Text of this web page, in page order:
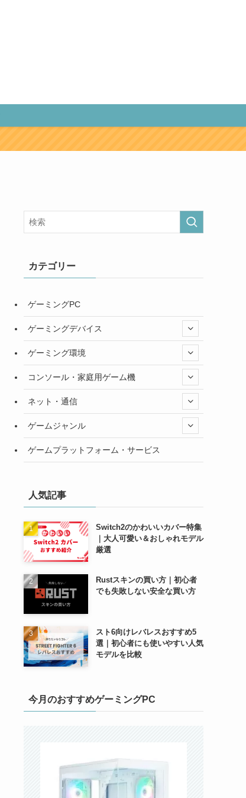
カテゴリー
ゲーミングPC
ゲーミングデバイス
ゲーミング環境
コンソール・家庭用ゲーム機
ネット・通信
ゲームジャンル
ゲームプラットフォーム・サービス
人気記事
Switch2のかわいいカバー特集
｜大人可愛い＆おしゃれモデル
厳選
Rustスキンの買い方｜初心者
でも失敗しない安全な買い方
スト6向けレバレスおすすめ5
選｜初心者にも使いやすい人気
モデルを比較
今月のおすすめゲーミングPC